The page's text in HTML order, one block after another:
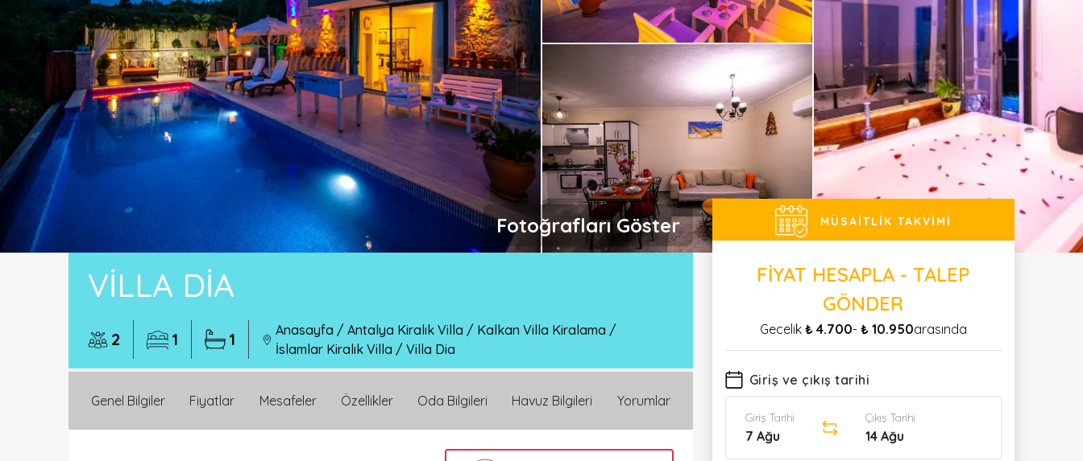
Fotoğrafları Göster
VILLA DIA
2 1 1 Anasayfa /Antalya Kiralık Villa / Kalkan Villa Kiralama /
İslamlar Kiralık Villa /Villa Dia
Genel Bilgiler Fiyatlar Mesafeler Özellikler Oda Bilgileri Havuz Bilgileri Yorumlar
MÜSAITLIK TAKVIMI
FIYAT HESAPLA - TALEP
GÖNDER
Gecelik ₺ 4.700- ₺ 10.950arasında
Giriş ve çıkış tarihi
Giriş Tarihi
7 Ağu
Çıkış Tarihi
14 Ağu